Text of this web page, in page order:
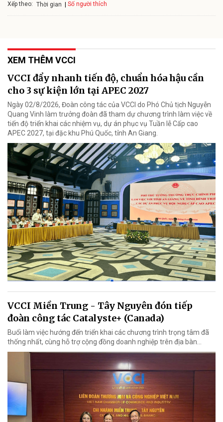
Xếp theo: Thời gian Số người thích
XEM THÊM VCCI
VCCI đẩy nhanh tiến độ, chuẩn hóa hậu cần
cho 3 sự kiện lớn tại APEC 2027
Ngày 02/8/2026, Đoàn công tác của VCCI do Phó Chủ tịch Nguyễn
Quang Vinh làm trưởng đoàn đã tham dự chương trình làm việc về
tiến độ triển khai các nhiệm vụ, dự án phục vụ Tuần lễ Cấp cao
APEC 2027, tại đặc khu Phú Quốc, tỉnh An Giang.
VCCI Miền Trung - Tây Nguyên đón tiếp
đoàn công tác Catalyste+ (Canada)
Buổi làm việc hướng đến triển khai các chương trình trọng tâm đã
thống nhất, cùng hỗ trợ cộng đồng doanh nghiệp trên địa bàn...